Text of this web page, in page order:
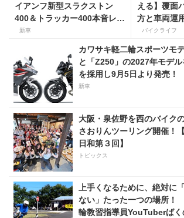
イアンフ新型スラクストン
400＆トラッカー400本音レビ
ュー【身長154cmの足着き
新車
える】覆面
方と車両運
バイクライフ
カワサキ軽二輪スポーツモ
と「Z250」の2027年モデ
を採用し9月5日より発売！
新車
大阪・泉佐野を西のバイク
さおりんツーリング開催！
日和第３回】
トピックス
上手くなるために、絶対に
ない」たった一つの場所！
輪教習指導員YouTuberば